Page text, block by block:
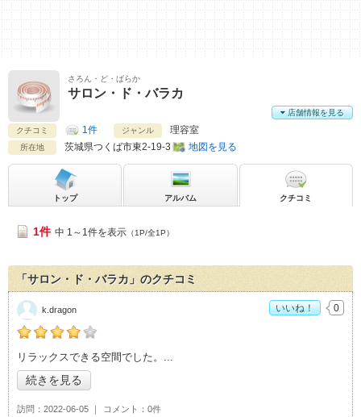
さろん・ど・ばらか
サロン・ド・バラカ
クチコミ 1件 ジャンル 理容室
所在地 茨城県つくば市東2-19-3 地図を見る
店舗情報を見る
トップ アルバム クチコミ
1件 中 1～1件を表示 （1P/全1P）
「サロン・ド・バラカ」のクチコミ
k.dragonの「サロン・ド・バラカ>」おすすめ度：
リラックスできる空間でした。
続きを見る
訪問 2022-06-05 コメント 0件
k.dragon いいね！ 0